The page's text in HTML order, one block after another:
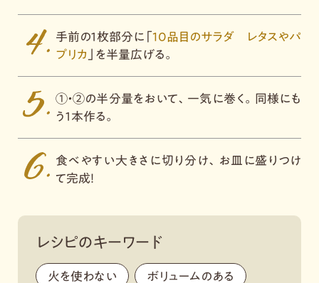
手前の１枚部分に「 10品目のサラダ レタスやパ
プリカ
」を半量広げる。
①・②の半分量をおいて、一気に巻く。同様にも
う１本作る。
食べやすい大きさに切り分け、お皿に盛りつけ
て完成！
レシピのキーワード
火を使わない , ボリュームのある ,